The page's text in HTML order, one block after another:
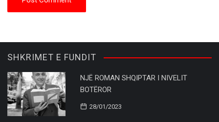
SHKRIMET E FUNDIT
NJË ROMAN SHQIPTAR I NIVELIT
BOTËROR
28/01/2023